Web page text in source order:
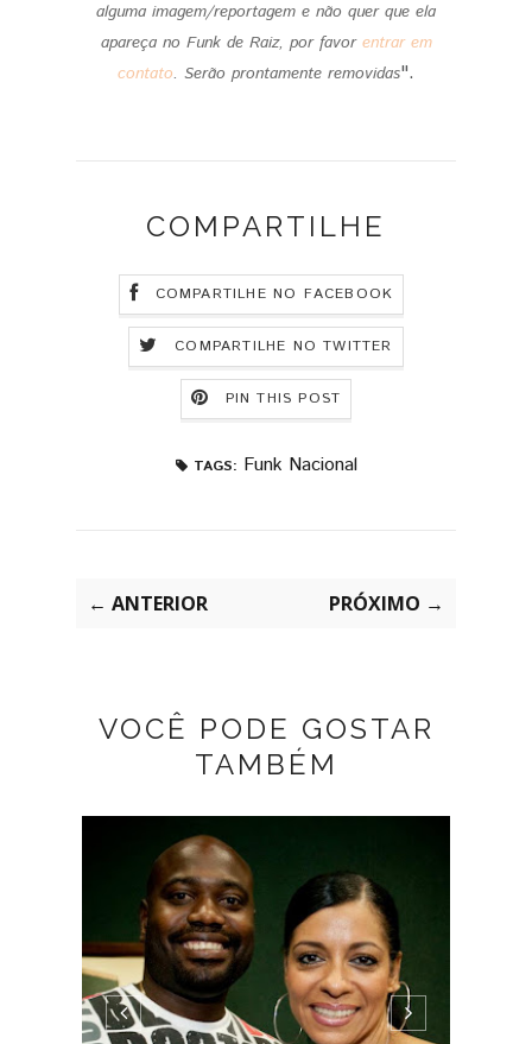
alguma imagem/reportagem e não quer que ela
apareça no Funk de Raiz, por favor entrar em
contato. Serão prontamente removidas".
COMPARTILHE
COMPARTILHE NO FACEBOOK
COMPARTILHE NO TWITTER
PIN THIS POST
TAGS: Funk Nacional
← ANTERIOR PRÓXIMO →
VOCÊ PODE GOSTAR
TAMBÉM